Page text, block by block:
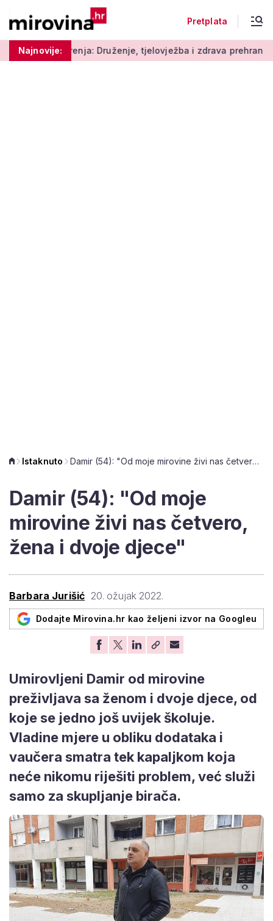
Pretplata
Najnovije:
Druženje, tjelovježba i zdrava prehrana za umirovljenike
Istaknuto Damir (54): "Od moje mirovine živi nas četvero, žena i dvoje djece"
Damir (54): "Od moje
mirovine živi nas četvero,
žena i dvoje djece"
Barbara Jurišić 20. ožujak 2022.
Dodajte Mirovina.hr kao željeni izvor na Googleu
Umirovljeni Damir od mirovine
preživljava sa ženom i dvoje djece, od
koje se jedno još uvijek školuje.
Vladine mjere u obliku dodataka i
vaučera smatra tek kapaljkom koja
neće nikomu riješiti problem, već služi
samo za skupljanje birača.